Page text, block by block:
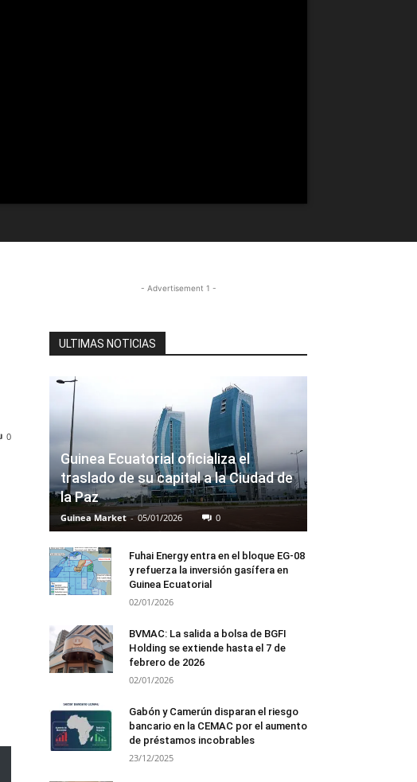
0
- Advertisement 1 -
ULTIMAS NOTICIAS
Guinea Ecuatorial oficializa el
traslado de su capital a la Ciudad de
la Paz
Guinea Market - 05/01/2026 0
Fuhai Energy entra en el bloque EG-08
y refuerza la inversión gasífera en
Guinea Ecuatorial
02/01/2026
BVMAC: La salida a bolsa de BGFI
Holding se extiende hasta el 7 de
febrero de 2026
02/01/2026
Gabón y Camerún disparan el riesgo
bancario en la CEMAC por el aumento
de préstamos incobrables
23/12/2025